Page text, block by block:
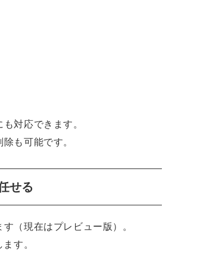
対応できます。
も可能です。
せる
（現在はプレビュー版）。
す。